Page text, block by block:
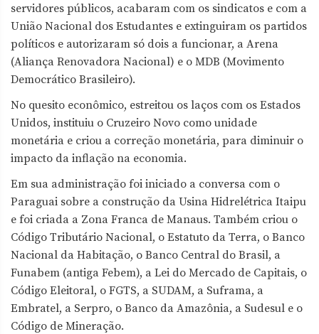
servidores públicos, acabaram com os sindicatos e com a
União Nacional dos Estudantes e extinguiram os partidos
políticos e autorizaram só dois a funcionar, a Arena
(Aliança Renovadora Nacional) e o MDB (Movimento
Democrático Brasileiro).
No quesito econômico, estreitou os laços com os Estados
Unidos, instituiu o Cruzeiro Novo como unidade
monetária e criou a correção monetária, para diminuir o
impacto da inflação na economia.
Em sua administração foi iniciado a conversa com o
Paraguai sobre a construção da Usina Hidrelétrica Itaipu
e foi criada a Zona Franca de Manaus. Também criou o
Código Tributário Nacional, o Estatuto da Terra, o Banco
Nacional da Habitação, o Banco Central do Brasil, a
Funabem (antiga Febem), a Lei do Mercado de Capitais, o
Código Eleitoral, o FGTS, a SUDAM, a Suframa, a
Embratel, a Serpro, o Banco da Amazônia, a Sudesul e o
Código de Mineração.